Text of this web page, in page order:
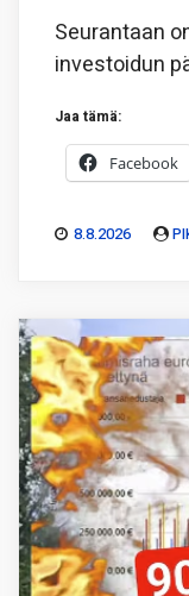
Seurantaan
investoidun
Jaa tämä:
Facebook
8.8.2026